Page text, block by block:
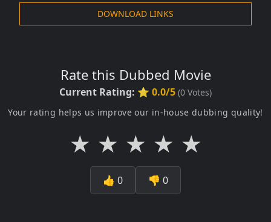
DOWNLOAD LINKS
Rate this Dubbed Movie
Current Rating: ⭐ 0.0/5 (0 Votes)
Your rating helps us improve our in-house dubbing quality!
★ ★ ★ ★ ★
👍 0 👎 0